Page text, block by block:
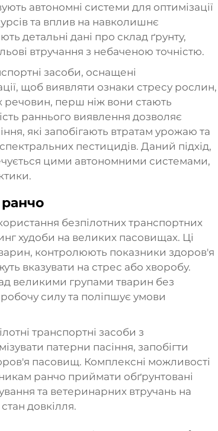
автономні системи для оптимізації
та вплив на навколишнє
детальні дані про склад ґрунту,
втручання з небаченою точністю.
засоби, оснащені
щоб виявляти ознаки стресу рослин,
речовин, перш ніж вони стають
раннього виявлення дозволяє
які запобігають втратам урожаю та
пестицидів. Даний підхід,
цими автономними системами,
безпілотних транспортних
худоби на великих пасовищах. Ці
контролюють показники здоров'я
вказувати на стрес або хворобу.
великими групами тварин без
силу та поліпшує умови
транспортні засоби з
патерни пасіння, запобігти
пасовищ. Комплексні можливості
ранчо приймати обґрунтовані
та ветеринарних втручань на
довкілля.